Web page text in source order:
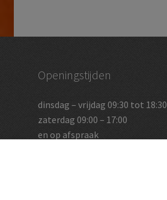
Openingstijden
dinsdag – vrijdag 09:30 tot 18:30
zaterdag 09:00 – 17:00
en op afspraak